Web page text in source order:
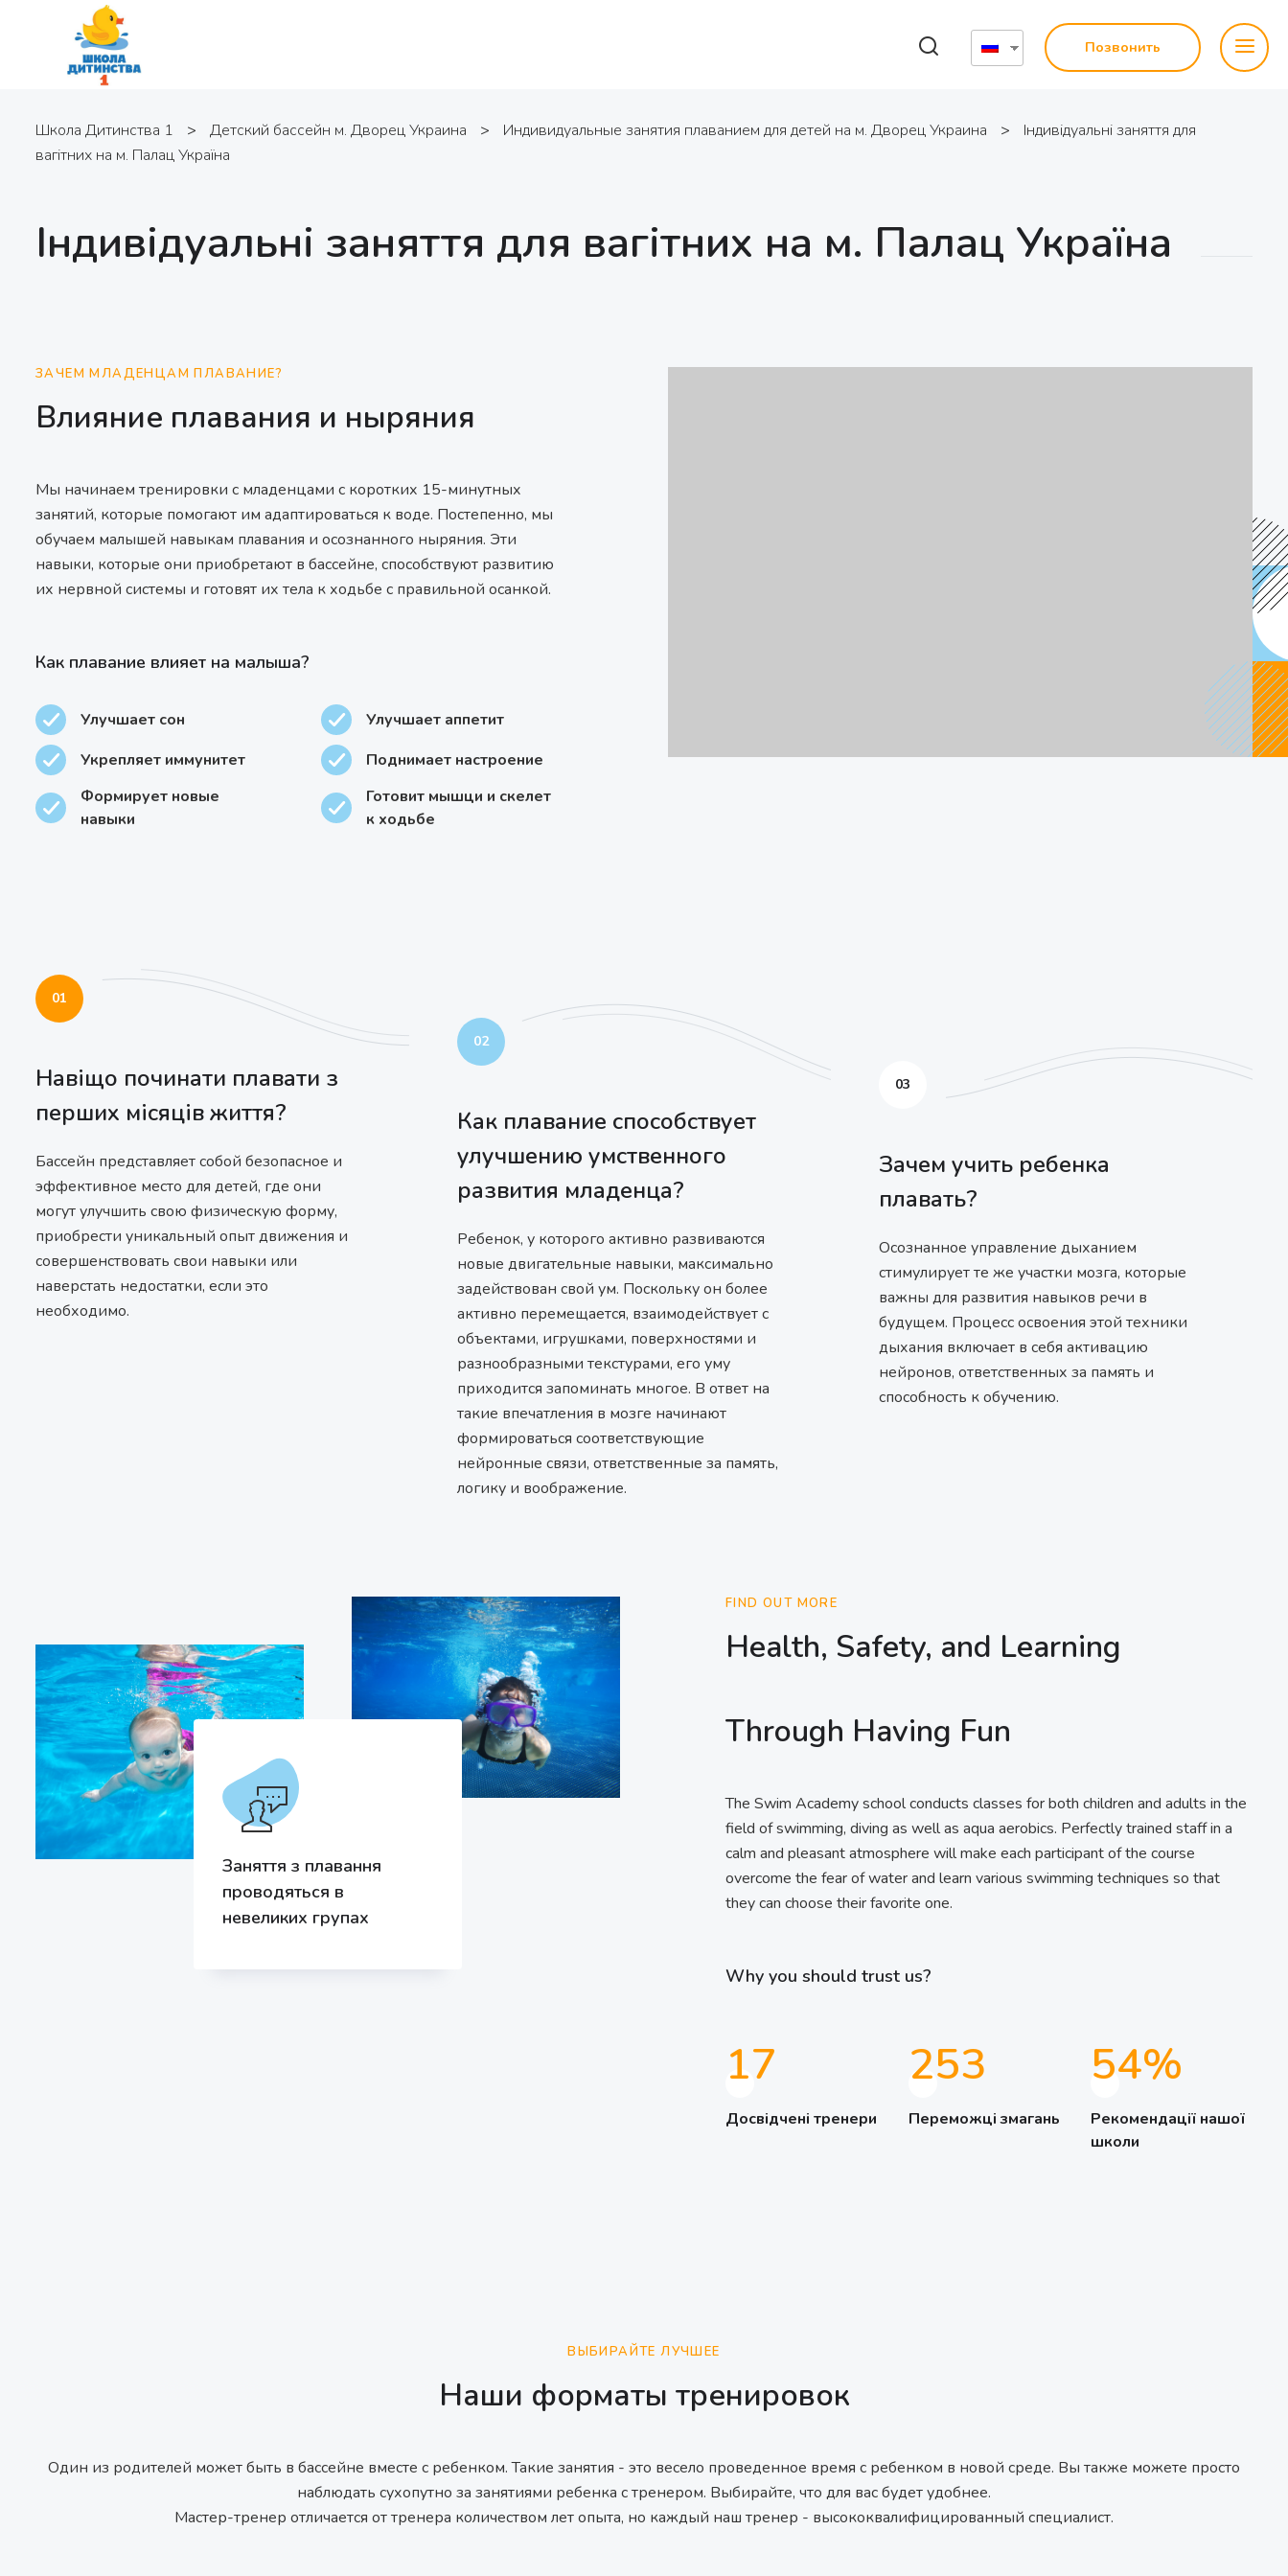
Позвонить
Школа Дитинства 1 > Детский бассейн м. Дворец Украина > Индивидуальные занятия плаванием для детей на м. Дворец Украина >
Індивідуальні заняття для
вагітних на м. Палац Україна
Індивідуальні заняття для вагітних на м. Палац Україна
ЗАЧЕМ МЛАДЕНЦАМ ПЛАВАНИЕ?
Влияние плавания и ныряния
Мы начинаем тренировки с младенцами с коротких 15-минутных
занятий, которые помогают им адаптироваться к воде. Постепенно, мы
обучаем малышей навыкам плавания и осознанного ныряния. Эти
навыки, которые они приобретают в бассейне, способствуют развитию
их нервной системы и готовят их тела к ходьбе с правильной осанкой.
Как плавание влияет на малыша?
Улучшает сон
Укрепляет иммунитет
Формирует новые
навыки
Улучшает аппетит
Поднимает настроение
Готовит мышци и скелет
к ходьбе
01
Навіщо починати плавати з
перших місяців життя?
Бассейн представляет собой безопасное и
эффективное место для детей, где они
могут улучшить свою физическую форму,
приобрести уникальный опыт движения и
совершенствовать свои навыки или
наверстать недостатки, если это
необходимо.
02
Как плавание способствует
улучшению умственного
развития младенца?
Ребенок, у которого активно развиваются
новые двигательные навыки, максимально
задействован свой ум. Поскольку он более
активно перемещается, взаимодействует с
объектами, игрушками, поверхностями и
разнообразными текстурами, его уму
приходится запоминать многое. В ответ на
такие впечатления в мозге начинают
формироваться соответствующие
нейронные связи, ответственные за память,
логику и воображение.
03
Зачем учить ребенка
плавать?
Осознанное управление дыханием
стимулирует те же участки мозга, которые
важны для развития навыков речи в
будущем. Процесс освоения этой техники
дыхания включает в себя активацию
нейронов, ответственных за память и
способность к обучению.
Заняття з плавання
проводяться в
невеликих групах
FIND OUT MORE
Health, Safety, and Learning
Through Having Fun
The Swim Academy school conducts classes for both children and adults in the
field of swimming, diving as well as aqua aerobics. Perfectly trained staff in a
calm and pleasant atmosphere will make each participant of the course
overcome the fear of water and learn various swimming techniques so that
they can choose their favorite one.
Why you should trust us?
21
Досвідчені тренери
329
Переможці змагань
70%
Рекомендації нашої
школи
ВЫБИРАЙТЕ ЛУЧШЕЕ
Наши форматы тренировок
Один из родителей может быть в бассейне вместе с ребенком. Такие занятия - это весело проведенное время с ребенком в новой среде. Вы также можете просто
наблюдать сухопутно за занятиями ребенка с тренером. Выбирайте, что для вас будет удобнее.
Мастер-тренер отличается от тренера количеством лет опыта, но каждый наш тренер - высококвалифицированный специалист.